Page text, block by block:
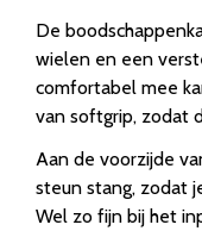
De
wielen en een
comfortabel mee
van softgrip, zodat
Aan de voorzijde
steun stang, zodat
Wel zo fijn bij het